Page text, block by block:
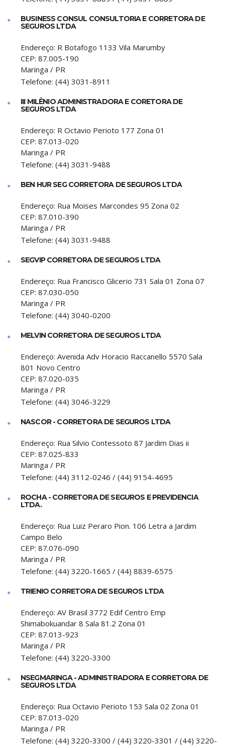
BUSINESS CONSUL CONSULTORIA E CORRETORA DE
SEGUROS LTDA
Endereço: R Botafogo 1133 Vila Marumby
CEP: 87.005-190
Maringa / PR
Telefone: (44) 3031-8911
III MILÊNIO ADMINISTRADORA E CORETORA DE
SEGUROS LTDA
Endereço: R Octavio Perioto 177 Zona 01
CEP: 87.013-020
Maringa / PR
Telefone: (44) 3031-9488
BEN HUR SEG CORRETORA DE SEGUROS LTDA
Endereço: Rua Moises Marcondes 95 Zona 02
CEP: 87.010-390
Maringa / PR
Telefone: (44) 3031-9488
SEGVIP CORRETORA DE SEGUROS LTDA
Endereço: Rua Francisco Glicerio 731 Sala 01 Zona 07
CEP: 87.030-050
Maringa / PR
Telefone: (44) 3040-0200
MELVIN CORRETORA DE SEGUROS LTDA
Endereço: Avenida Adv Horacio Raccanello 5570 Sala
801 Novo Centro
CEP: 87.020-035
Maringa / PR
Telefone: (44) 3046-3229
NASCOR - CORRETORA DE SEGUROS LTDA
Endereço: Rua Silvio Contessoto 87 Jardim Dias ii
CEP: 87.025-833
Maringa / PR
Telefone: (44) 3112-0246 / (44) 9154-4695
ROCHA - CORRETORA DE SEGUROS E PREVIDENCIA
LTDA.
Endereço: Rua Luiz Peraro Pion. 106 Letra a Jardim
Campo Belo
CEP: 87.076-090
Maringa / PR
Telefone: (44) 3220-1665 / (44) 8839-6575
TRIENIO CORRETORA DE SEGUROS LTDA
Endereço: AV Brasil 3772 Edif Centro Emp
Shimabokuandar 8 Sala 81.2 Zona 01
CEP: 87.013-923
Maringa / PR
Telefone: (44) 3220-3300
NSEGMARINGA - ADMINISTRADORA E CORRETORA DE
SEGUROS LTDA
Endereço: Rua Octavio Perioto 153 Sala 02 Zona 01
CEP: 87.013-020
Maringa / PR
Telefone: (44) 3220-3300 / (44) 3220-3301 / (44) 3220-